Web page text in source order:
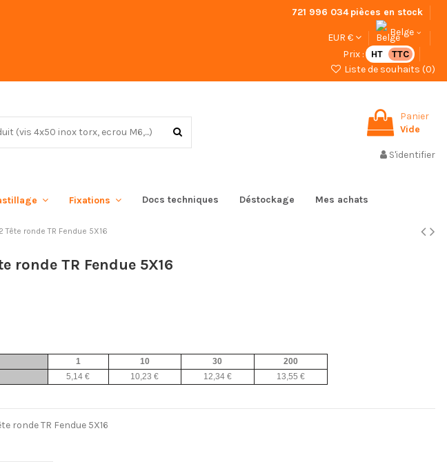
721 996 034 pièces en stock
EUR €
Belge
Prix :
HT
TTC
Liste de souhaits (0)
Panier
Vide
S'identifier
Fixations Docs techniques Déstockage Mes achats
Tête ronde TR Fendue 5X16
ronde TR Fendue 5X16
1 10 30 200
5,14 € 10,23 € 12,34 € 13,55 €
ronde TR Fendue 5X16